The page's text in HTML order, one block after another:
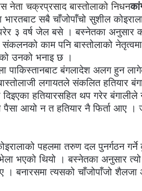
नेता चक्रप्रसाद बास्तोलाको निधन
सबै चाँजोपाँचो सुशील
३ वर्ष जेल बसे । बस्नेतका अनुसार
संकलनको काम पनि बास्तोलाको
उनको भनाइ छ ।
पाकिस्तानबाट बंगलादेश अलग हुन
लगायतले संकलित हतियार
हतियारसहित थप गरेर बंगालीले
पैसा आयो न त हतियार नै फिर्ता आए
पहलमा तरुण दल पुनर्गठन
भएको थियो । बस्नेतका अनुसार त्यो
। बनारसमा त्यसको चाँजोपाँजो शैलजा